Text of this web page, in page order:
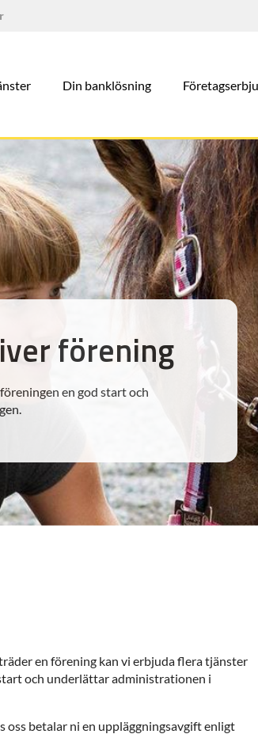
Din banklösning
förening
en god start och
en förening kan vi erbjuda flera tjänster
och underlättar administrationen i
oss betalar ni en uppläggningsavgift enligt